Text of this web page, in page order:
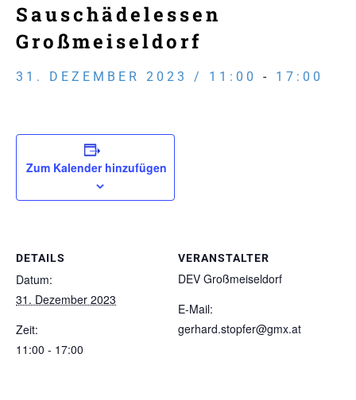
Sauschädelessen
Großmeiseldorf
31. DEZEMBER 2023 / 11:00 - 17:00
Zum Kalender hinzufügen
DETAILS
Datum:
31. Dezember 2023
Zeit:
11:00 - 17:00
VERANSTALTER
DEV Großmeiseldorf
E-Mail:
gerhard.stopfer@gmx.at